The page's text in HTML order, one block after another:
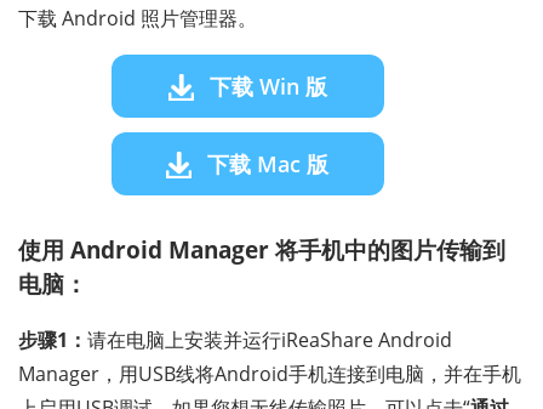
下载 Android 照片管理器。
下载 Win 版
下载 Mac 版
使用 Android Manager 将手机中的图片传输到
电脑：
步骤1： 请在电脑上安装并运行iReaShare Android
Manager，用USB线将Android手机连接到电脑，并在手机